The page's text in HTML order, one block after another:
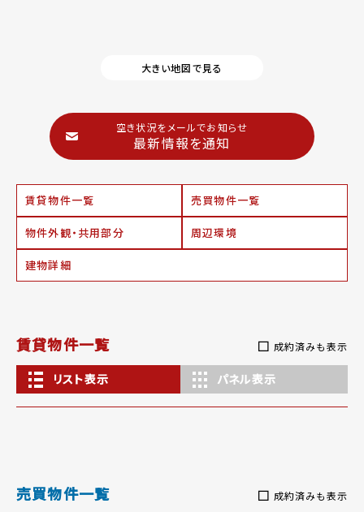
大きい地図で見る
空き状況をメールでお知らせ
最新情報を通知
賃貸物件一覧 売買物件一覧
物件外観・共用部分 周辺環境
建物詳細
賃貸物件一覧 成約済みも表示
リスト表示 パネル表示
売買物件一覧 成約済みも表示